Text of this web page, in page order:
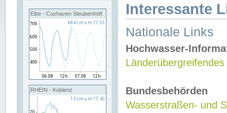
Elbe - Cuxhaven Steubenhöft
RHEIN - Koblenz
Interessante
Nationale Links
Hochwasser-
Bundesbehörden
Wasserstraßen- und